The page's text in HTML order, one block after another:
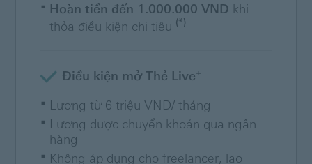
Hoàn tiền đến 1.000.000 VND khi
thỏa điều kiện chi tiêu (*)
Điều kiện mở Thẻ Live+
Lương từ 6 triệu VND/ tháng
Lương được chuyển khoản qua ngân
hàng
Không áp dụng cho freelancer, lao